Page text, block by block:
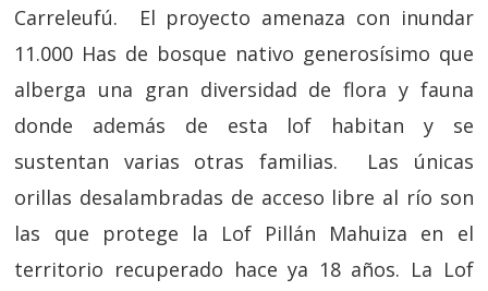
Carreleufú. El proyecto amenaza con inundar
11.000 Has de bosque nativo generosísimo que
alberga una gran diversidad de flora y fauna
donde además de esta lof habitan y se
sustentan varias otras familias. Las únicas
orillas desalambradas de acceso libre al río son
las que protege la Lof Pillán Mahuiza en el
territorio recuperado hace ya 18 años. La Lof